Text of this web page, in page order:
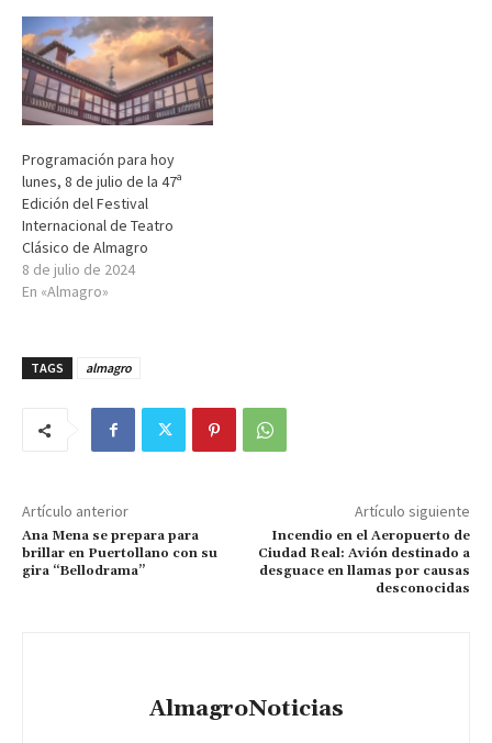
Programación para hoy
lunes, 8 de julio de la 47ª
Edición del Festival
Internacional de Teatro
Clásico de Almagro
8 de julio de 2024
En «Almagro»
TAGS almagro
Artículo anterior
Ana Mena se prepara para
brillar en Puertollano con su
gira “Bellodrama”
Artículo siguiente
Incendio en el Aeropuerto de
Ciudad Real: Avión destinado a
desguace en llamas por causas
desconocidas
AlmagroNoticias